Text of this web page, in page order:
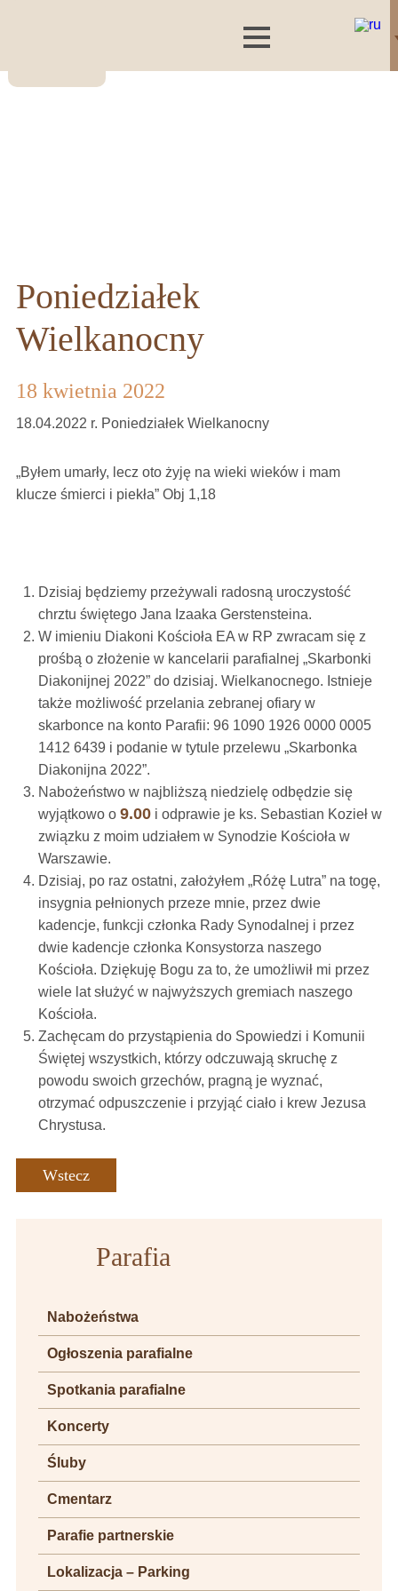
Poniedziałek
Wielkanocny
18 kwietnia 2022
18.04.2022 r. Poniedziałek Wielkanocny
„Byłem umarły, lecz oto żyję na wieki wieków i mam
klucze śmierci i piekła” Obj 1,18
Dzisiaj będziemy przeżywali radosną uroczystość
chrztu świętego Jana Izaaka Gerstensteina.
W imieniu Diakoni Kościoła EA w RP zwracam się z
prośbą o złożenie w kancelarii parafialnej „Skarbonki
Diakonijnej 2022” do dzisiaj. Wielkanocnego. Istnieje
także możliwość przelania zebranej ofiary w
skarbonce na konto Parafii: 96 1090 1926 0000 0005
1412 6439 i podanie w tytule przelewu „Skarbonka
Diakonijna 2022”.
Nabożeństwo w najbliższą niedzielę odbędzie się
wyjątkowo o 9.00i odprawie je ks. Sebastian Kozieł w
związku z moim udziałem w Synodzie Kościoła w
Warszawie.
Dzisiaj, po raz ostatni, założyłem „Różę Lutra” na togę,
insygnia pełnionych przeze mnie, przez dwie
kadencje, funkcji członka Rady Synodalnej i przez
dwie kadencje członka Konsystorza naszego
Kościoła. Dziękuję Bogu za to, że umożliwił mi przez
wiele lat służyć w najwyższych gremiach naszego
Kościoła.
Zachęcam do przystąpienia do Spowiedzi i Komunii
Świętej wszystkich, którzy odczuwają skruchę z
powodu swoich grzechów, pragną je wyznać,
otrzymać odpuszczenie i przyjąć ciało i krew Jezusa
Chrystusa.
Wstecz
Parafia
Nabożeństwa
Ogłoszenia parafialne
Spotkania parafialne
Koncerty
Śluby
Cmentarz
Parafie partnerskie
Lokalizacja – Parking